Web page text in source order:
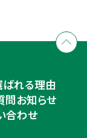
ばれる理由
問お知らせ
合わせ